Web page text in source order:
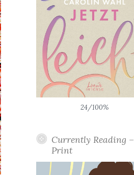
24/100%
Currently Reading –
Print